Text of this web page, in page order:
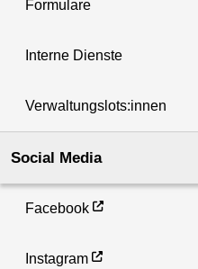
Formulare
Interne Dienste
Verwaltungslots:innen
Social Media
Facebook
Instagram